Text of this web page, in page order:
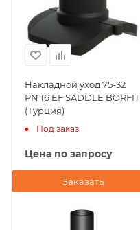
Накладной уход 75-32
PN 16 EF SADDLE BORFIT
(Турция)
Под заказ
Цена по запросу
Заказать